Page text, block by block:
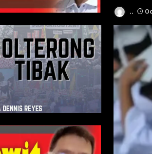
..